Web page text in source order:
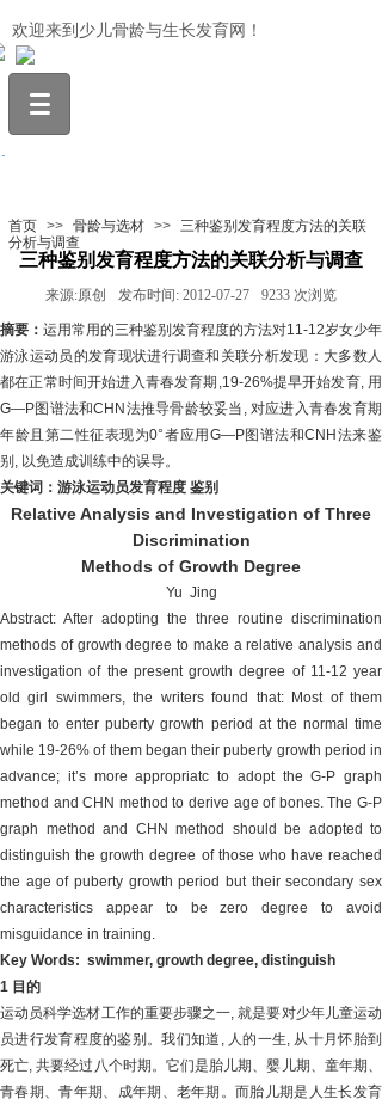
欢迎来到少儿骨龄与生长发育网！
首页 >> 骨龄与选材 >> 三种鉴别发育程度方法的关联
分析与调查
三种鉴别发育程度方法的关联分析与调查
来源:原创 发布时间: 2012-07-27 9233 次浏览
摘要： 运用常用的三种鉴别发育程度的方法对11-12岁女少年
游泳运动员的发育现状进行调查和关联分析发现：大多数人
都在正常时间开始进入青春发育期,19-26%提早开始发育, 用
G—P图谱法和CHN法推导骨龄较妥当, 对应进入青春发育期
年龄且第二性征表现为0°者应用G—P图谱法和CNH法来鉴
别, 以免造成训练中的误导。
关键词：游泳运动员发育程度 鉴别
Relative Analysis and Investigation of Three
Discrimination
Methods of Growth Degree
Yu Jing
Abstract: After adopting the three routine discrimination
methods of growth degree to make a relative analysis and
investigation of the present growth degree of 11-12 year
old girl swimmers, the writers found that: Most of them
began to enter puberty growth period at the normal time
while 19-26% of them began their puberty growth period in
advance; it’s more appropriatc to adopt the G-P graph
method and CHN method to derive age of bones. The G-P
graph method and CHN method should be adopted to
distinguish the growth degree of those who have reached
the age of puberty growth period but their secondary sex
characteristics appear to be zero degree to avoid
misguidance in training.
Key Words: swimmer, growth degree, distinguish
1 目的
运动员科学选材工作的重要步骤之一, 就是要对少年儿童运动
员进行发育程度的鉴别。我们知道, 人的一生, 从十月怀胎到
死亡, 共要经过八个时期。它们是胎儿期、婴儿期、童年期、
青春期、青年期、成年期、老年期。而胎儿期是人生长发育